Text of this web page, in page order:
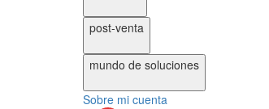
post-venta
mundo de soluciones
Sobre mi cuenta